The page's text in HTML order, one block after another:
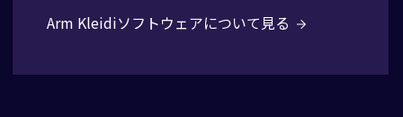
Arm Kleidiソフトウェアについて見る